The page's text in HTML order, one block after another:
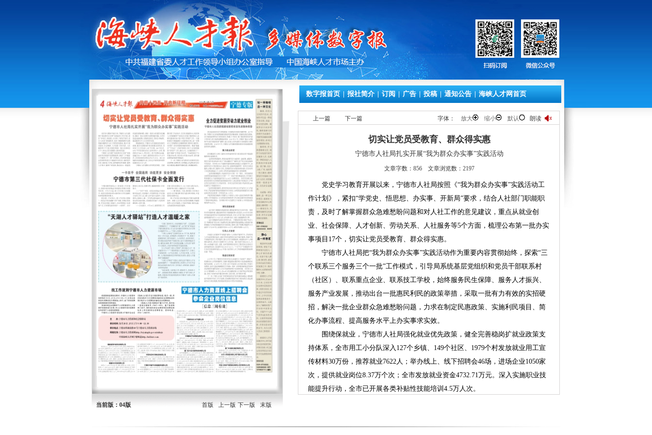
数字报首页 报社简介 订阅 广告 投稿 通知公告 海峡人才网首页
当前版：04版 首版 上一版 下一版 末版
上一篇 下一篇 字体： 放大 缩小 默认 朗读
切实让党员受教育、群众得实惠
宁德市人社局扎实开展“我为群众办实事”实践活动
文章字数：856 文章浏览数：2197
党史学习教育开展以来，宁德市人社局按照《“我为群众办实事”实践活动工
作计划》，紧扣“学党史、悟思想、办实事、开新局”要求，结合人社部门职能职
责，及时了解掌握群众急难愁盼问题和对人社工作的意见建议，重点从就业创
业、社会保障、人才创新、劳动关系、人社服务等5个方面，梳理公布第一批办实
事项目17个，切实让党员受教育、群众得实惠。
宁德市人社局把“我为群众办实事”实践活动作为重要内容贯彻始终，探索“三
个联系三个服务三个一批”工作模式，引导局系统基层党组织和党员干部联系村
（社区）、联系重点企业、联系技工学校，始终服务民生保障、服务人才振兴、
服务产业发展，推动出台一批惠民利民的政策举措，采取一批有力有效的实招硬
招，解决一批企业群众急难愁盼问题，力求在制定民惠政策、实施利民项目、简
化办事流程、提高服务水平上办实事求实效。
围绕保就业，宁德市人社局强化就业优先政策，健全完善稳岗扩就业政策支
持体系，全市用工小分队深入127个乡镇、149个社区、1979个村发放就业用工宣
传材料30万份，推荐就业7622人；举办线上、线下招聘会46场，进场企业1050家
次，提供就业岗位8.37万个次；全市发放就业资金4732.71万元。深入实施职业技
能提升行动，全市已开展各类补贴性技能培训4.5万人次。
常维护工作。以提供更加方便快捷的人社服务为目标，进一步推动人力资源和社